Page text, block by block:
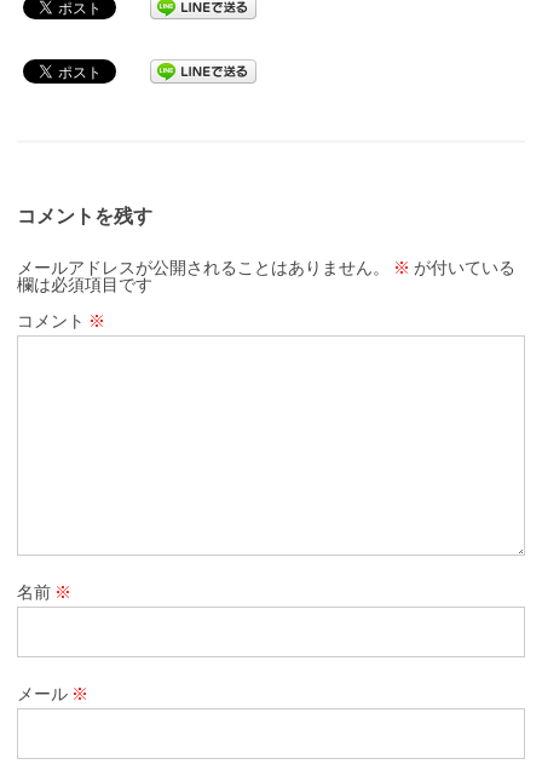
コメントを残す
メールアドレスが公開されることはありません。 ※ が付いている
欄は必須項目です
コメント ※
名前 ※
メール ※